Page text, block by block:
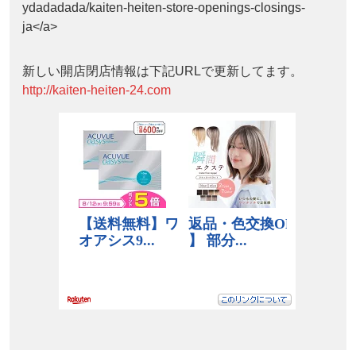
ydadadada/kaiten-heiten-store-openings-closings-
ja</a>
新しい開店閉店情報は下記URLで更新してます。
http://kaiten-heiten-24.com